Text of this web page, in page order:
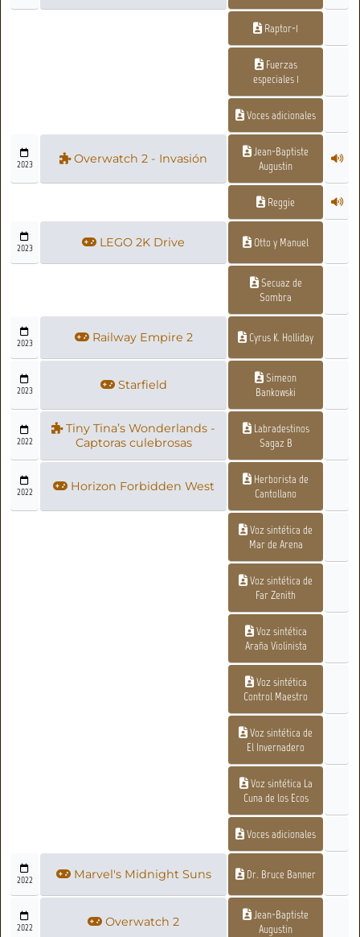
Raptor-1
Fuerzas
especiales 1
Voces adicionales
2023 Overwatch 2 - Invasión
Jean-Baptiste
Augustin
Reggie
2023 LEGO 2K Drive Otto y Manuel
Secuaz de
Sombra
2023 Railway Empire 2 Cyrus K. Holliday
2023 Starfield
Simeon
Bankowski
2022
Tiny Tina’s Wonderlands -
Captoras culebrosas
Labradestinos
Sagaz B
2022 Horizon Forbidden West
Herborista de
Cantollano
Voz sintética de
Mar de Arena
Voz sintética de
Far Zenith
Voz sintética
Araña Violinista
Voz sintética
Control Maestro
Voz sintética de
El Invernadero
Voz sintética La
Cuna de los Ecos
Voces adicionales
2022 Marvel's Midnight Suns Dr. Bruce Banner
2022 Overwatch 2
Jean-Baptiste
Augustin